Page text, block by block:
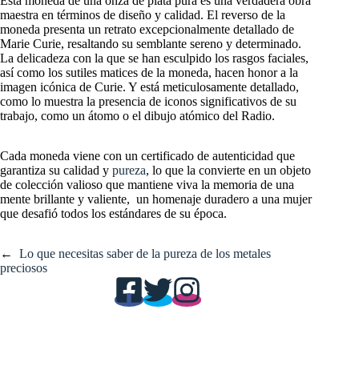
maestra en términos de diseño y calidad. El reverso de la
moneda presenta un retrato excepcionalmente detallado de
Marie Curie, resaltando su semblante sereno y determinado.
La delicadeza con la que se han esculpido los rasgos faciales,
así como los sutiles matices de la moneda, hacen honor a la
imagen icónica de Curie. Y está meticulosamente detallado,
como lo muestra la presencia de iconos significativos de su
trabajo, como un átomo o el dibujo atómico del Radio.
Cada moneda viene con un certificado de autenticidad que
garantiza su calidad y pureza, lo que la convierte en un objeto
de colección valioso que mantiene viva la memoria de una
mente brillante y valiente, un homenaje duradero a una mujer
que desafió todos los estándares de su época.
←
Lo que necesitas saber de la pureza de los metales
preciosos